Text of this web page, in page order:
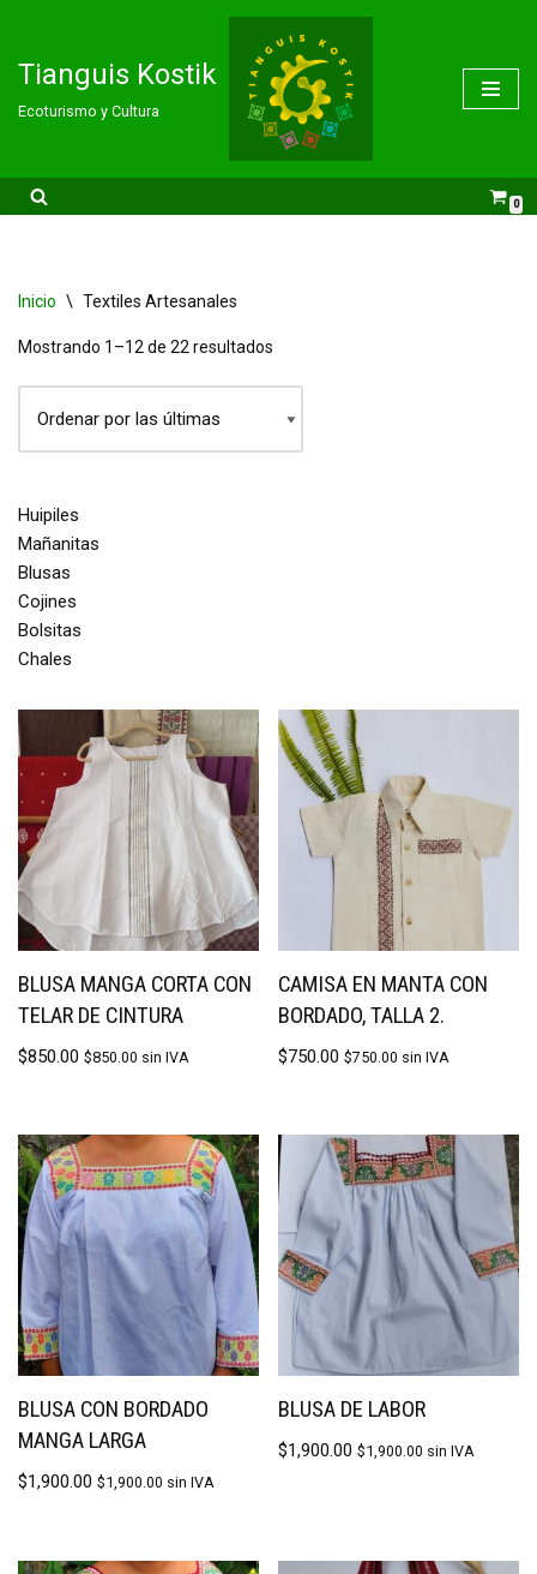
Saltar
contenido
Tianguis Kostik
Ecoturismo y Cultura
0
Inicio \ Textiles Artesanales
Mostrando 1–12 de 22 resultados
Huipiles
Mañanitas
Blusas
Cojines
Bolsitas
Chales
BLUSA MANGA CORTA CON
TELAR DE CINTURA
$850.00 $850.00 sin IVA
CAMISA EN MANTA CON
BORDADO, TALLA 2.
$750.00 $750.00 sin IVA
BLUSA CON BORDADO
MANGA LARGA
$1,900.00 $1,900.00 sin IVA
BLUSA DE LABOR
$1,900.00 $1,900.00 sin IVA